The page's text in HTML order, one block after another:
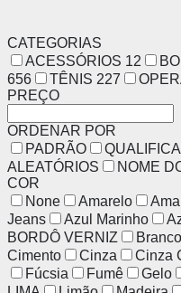
CATEGORIAS
ACESSÓRIOS 12
656
TÊNIS 227
PREÇO
ORDENAR POR
PADRÃO
ALEATÓRIOS
NOME
COR
None
Amarelo
Jeans
Azul Marinho
BORDÔ VERNIZ
Branco
Cimento
Cinza Cinza
Fúcsia
Fumê Gelo